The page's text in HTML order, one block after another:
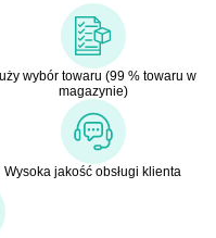
wybór towaru (99 % towaru w
magazynie)
Wysoka jakość obsługi klienta